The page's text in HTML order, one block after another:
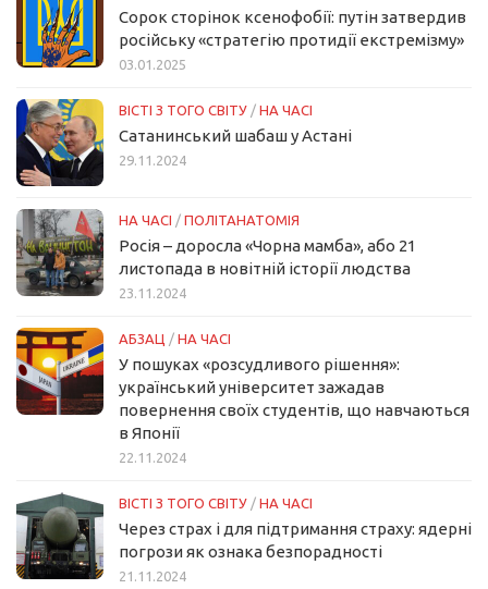
Сорок сторінок ксенофобії: путін затвердив
російську «стратегію протидії екстремізму»
03.01.2025
ВІСТІ З ТОГО СВІТУ / НА ЧАСІ
Сатанинський шабаш у Астані
29.11.2024
НА ЧАСІ / ПОЛІТАНАТОМІЯ
Росія – доросла «Чорна мамба», або 21
листопада в новітній історії людства
23.11.2024
АБЗАЦ / НА ЧАСІ
У пошуках «розсудливого рішення»:
український університет зажадав
повернення своїх студентів, що навчаються
в Японії
22.11.2024
ВІСТІ З ТОГО СВІТУ / НА ЧАСІ
Через страх і для підтримання страху: ядерні
погрози як ознака безпорадності
21.11.2024